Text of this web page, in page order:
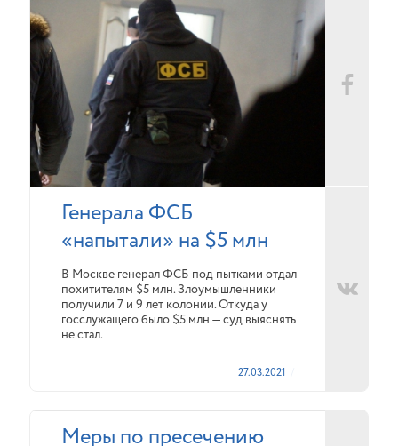
Генерала ФСБ
«напытали» на $5 млн
В Москве генерал ФСБ под пытками отдал
похитителям $5 млн. Злоумышленники
получили 7 и 9 лет колонии. Откуда у
госслужащего было $5 млн — суд выяснять
не стал.
27.03.2021
Меры по пресечению